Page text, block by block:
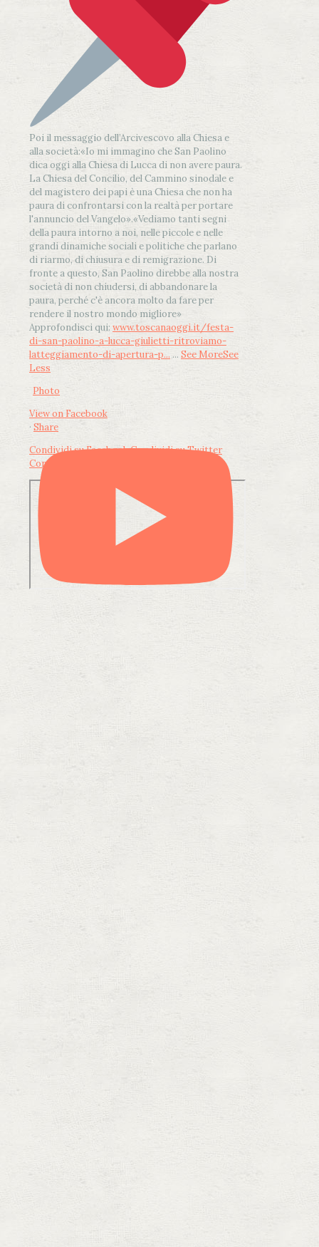
Poi il messaggio dell’Arcivescovo alla Chiesa e
alla società:«Io mi immagino che San Paolino
dica oggi alla Chiesa di Lucca di non avere paura.
La Chiesa del Concilio, del Cammino sinodale e
del magistero dei papi è una Chiesa che non ha
paura di confrontarsi con la realtà per portare
l'annuncio del Vangelo».«Vediamo tanti segni
della paura intorno a noi, nelle piccole e nelle
grandi dinamiche sociali e politiche che parlano
di riarmo, di chiusura e di remigrazione. Di
fronte a questo, San Paolino direbbe alla nostra
società di non chiudersi, di abbandonare la
paura, perché c'è ancora molto da fare per
rendere il nostro mondo migliore»
Approfondisci qui: www.toscanaoggi.it/festa-
di-san-paolino-a-lucca-giulietti-ritroviamo-
latteggiamento-di-apertura-p... ... See MoreSee
Less
Photo
View on Facebook
· Share
Condividi su FacebookCondividi su Twitter
Condividi su LinkedIn